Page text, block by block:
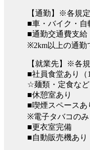
【通勤】※各規
■車・バイク・自
■通勤交通費支給
※2km以上の通勤
【就業先】※各
■社員食堂あり（
☆麺類・定食な
■休憩室あり
■喫煙スペースあ
※電子タバコのみ
■更衣室完備
■自動販売機あり